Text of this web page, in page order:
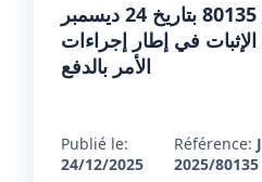
قرار تعقيبي عدد 80135 بتاريخ 24 ديسمبر
الإثبات في إطار إجراءات
الأمر بالدفع
Publié le:
24/12/2025
Référence:
2025/80135